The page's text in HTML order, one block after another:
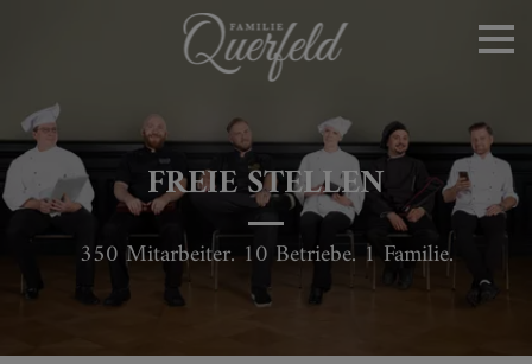
FREIE STELLEN
350 Mitarbeiter. 10 Betriebe. 1 Familie.